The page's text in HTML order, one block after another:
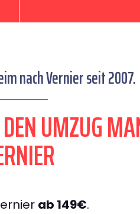
nach Vernier seit 2007.
UMZUG
ab 149€.